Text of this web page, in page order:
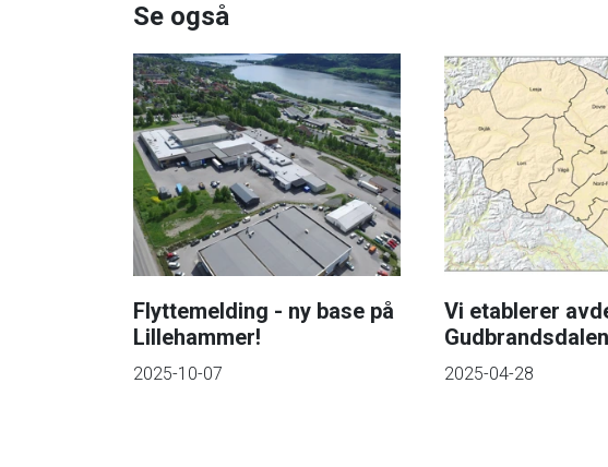
Se også
Flyttemelding - ny base på
Lillehammer!
2025-10-07
Vi etablerer
Gudbrandsdalen
2025-04-28